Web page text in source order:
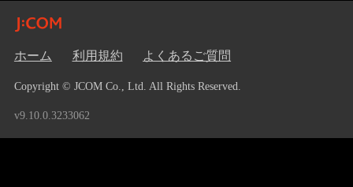
ホーム 利用規約 よくあるご質問
Copyright © JCOM Co., Ltd. All Rights Reserved.
v9.10.0.3233062